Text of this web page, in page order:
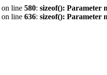
on line 580: sizeof(): Parameter
on line 636: sizeof(): Parameter